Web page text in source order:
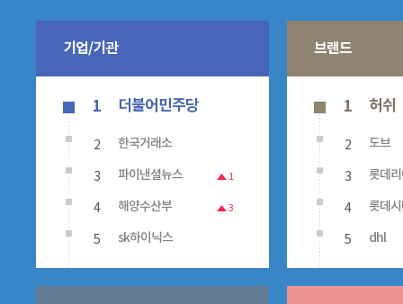
기업/기관
1 더불어민주당
2 한국거래소
3 파이낸셜뉴스 1
4 해양수산부 3
5 sk하이닉스
브랜드
1 허쉬
2 도브
3 롯데
4 롯데
5 dhl